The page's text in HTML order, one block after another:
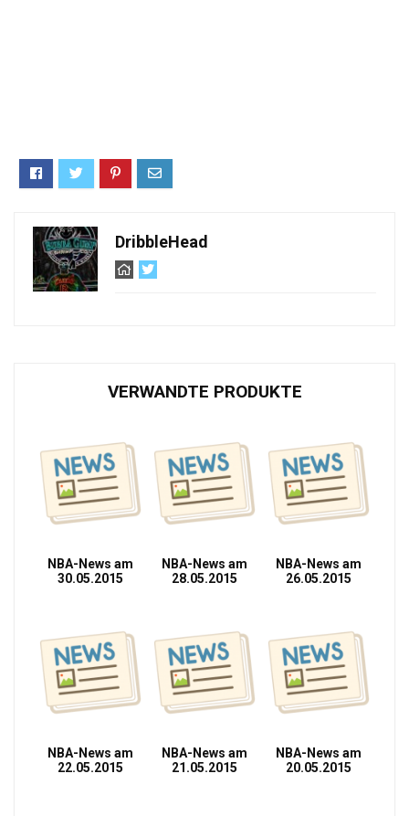
DribbleHead
VERWANDTE PRODUKTE
NBA-News am
30.05.2015
NBA-News am
28.05.2015
NBA-News am
26.05.2015
NBA-News am
22.05.2015
NBA-News am
21.05.2015
NBA-News am
20.05.2015